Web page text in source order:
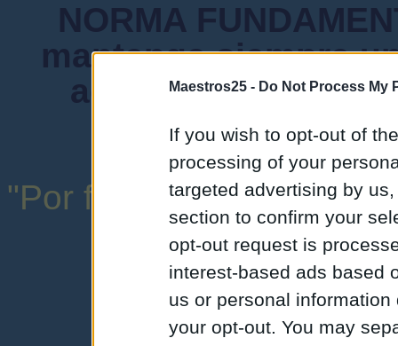
Maestros25 - Do Not Process My
If you wish to opt-out of
processing of your
targeted advertising by
section to confirm your
opt-out request is
interest-based ads based
us or personal
your opt-out. You may
NORMA
mantenga siempre
admiten mensajes
instituciones
"Por favor, no abuse de
una expresión